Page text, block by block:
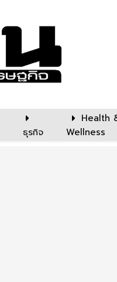
ธุรกิจ
Health
Wellness